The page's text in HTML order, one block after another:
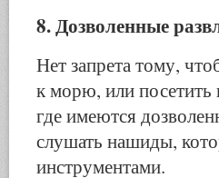
8. Дозволенные
Нет запрета тому,
к морю, или посетить
где имеются
слушать нашиды,
инструментами.